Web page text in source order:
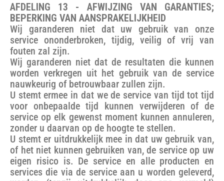
AFDELING 13 - AFWIJZING VAN GARANTIES;
BEPERKING VAN AANSPRAKELIJKHEID
Wij garanderen niet dat uw gebruik van onze
service ononderbroken, tijdig, veilig of vrij van
fouten zal zijn.
Wij garanderen niet dat de resultaten die kunnen
worden verkregen uit het gebruik van de service
nauwkeurig of betrouwbaar zullen zijn.
U stemt ermee in dat we de service van tijd tot tijd
voor onbepaalde tijd kunnen verwijderen of de
service op elk gewenst moment kunnen annuleren,
zonder u daarvan op de hoogte te stellen.
U stemt er uitdrukkelijk mee in dat uw gebruik van,
of het niet kunnen gebruiken van, de service op uw
eigen risico is. De service en alle producten en
services die via de service aan u worden geleverd,